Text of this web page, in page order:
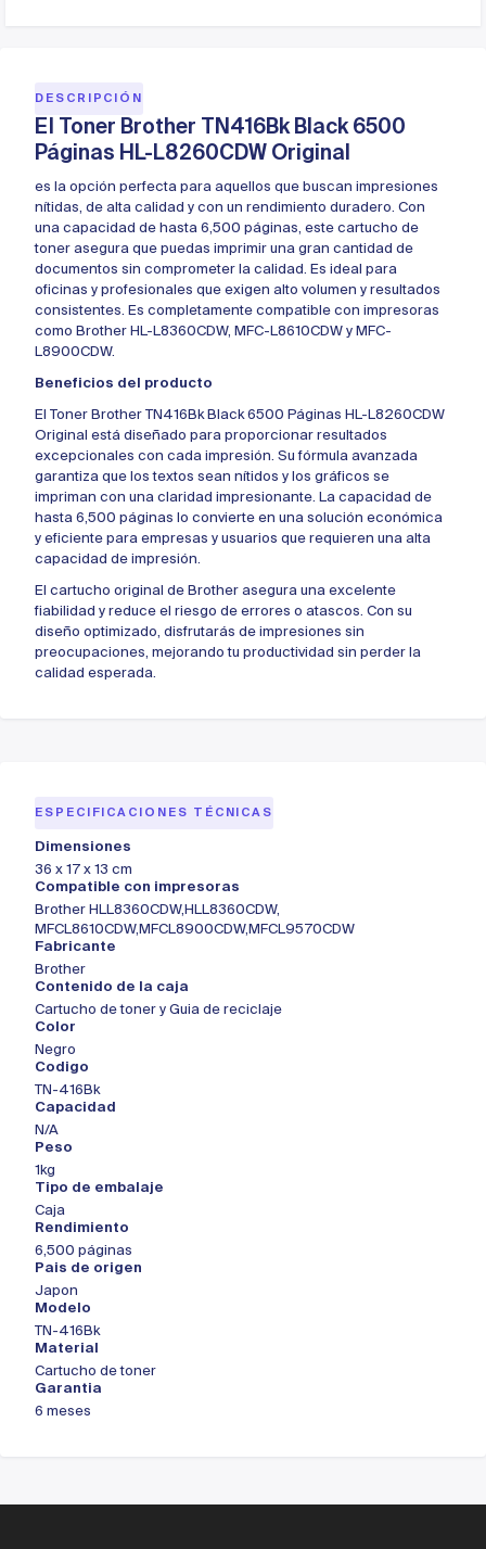
DESCRIPCIÓN
El Toner Brother TN416Bk Black 6500
Páginas HL-L8260CDW Original
es la opción perfecta para aquellos que buscan impresiones
nítidas, de alta calidad y con un rendimiento duradero. Con
una capacidad de hasta 6,500 páginas, este cartucho de
toner asegura que puedas imprimir una gran cantidad de
documentos sin comprometer la calidad. Es ideal para
oficinas y profesionales que exigen alto volumen y resultados
consistentes. Es completamente compatible con impresoras
como Brother HL-L8360CDW, MFC-L8610CDW y MFC-
L8900CDW.
Beneficios del producto
El Toner Brother TN416Bk Black 6500 Páginas HL-L8260CDW
Original está diseñado para proporcionar resultados
excepcionales con cada impresión. Su fórmula avanzada
garantiza que los textos sean nítidos y los gráficos se
impriman con una claridad impresionante. La capacidad de
hasta 6,500 páginas lo convierte en una solución económica
y eficiente para empresas y usuarios que requieren una alta
capacidad de impresión.
El cartucho original de Brother asegura una excelente
fiabilidad y reduce el riesgo de errores o atascos. Con su
diseño optimizado, disfrutarás de impresiones sin
preocupaciones, mejorando tu productividad sin perder la
calidad esperada.
ESPECIFICACIONES TÉCNICAS
Dimensiones
36 x 17 x 13 cm
Compatible con impresoras
Brother HLL8360CDW,HLL8360CDW,
MFCL8610CDW,MFCL8900CDW,MFCL9570CDW
Fabricante
Brother
Contenido de la caja
Cartucho de toner y Guia de reciclaje
Color
Negro
Codigo
TN-416Bk
Capacidad
N/A
Peso
1kg
Tipo de embalaje
Caja
Rendimiento
6,500 páginas
Pais de origen
Japon
Modelo
TN-416Bk
Material
Cartucho de toner
Garantia
6 meses